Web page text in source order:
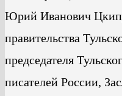
Юрий Иванович
правительства
председателя
писателей России,